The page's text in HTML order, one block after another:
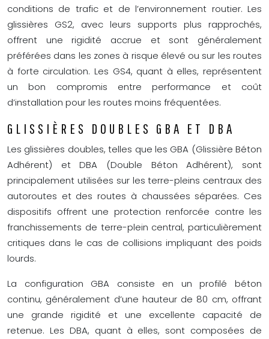
conditions de trafic et de l’environnement routier. Les
glissières GS2, avec leurs supports plus rapprochés,
offrent une rigidité accrue et sont généralement
préférées dans les zones à risque élevé ou sur les routes
à forte circulation. Les GS4, quant à elles, représentent
un bon compromis entre performance et coût
d’installation pour les routes moins fréquentées.
GLISSIÈRES DOUBLES GBA ET DBA
Les glissières doubles, telles que les GBA (Glissière Béton
Adhérent) et DBA (Double Béton Adhérent), sont
principalement utilisées sur les terre-pleins centraux des
autoroutes et des routes à chaussées séparées. Ces
dispositifs offrent une protection renforcée contre les
franchissements de terre-plein central, particulièrement
critiques dans le cas de collisions impliquant des poids
lourds.
La configuration GBA consiste en un profilé béton
continu, généralement d’une hauteur de 80 cm, offrant
une grande rigidité et une excellente capacité de
retenue. Les DBA, quant à elles, sont composées de